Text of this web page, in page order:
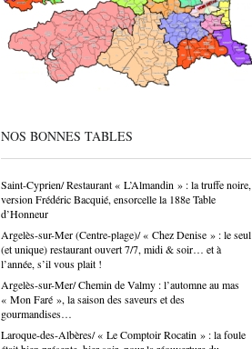
un savoir-faire, une indépendance possible. Ce
n’est pas un choix par défaut. C’est souvent un
choix par passion. Et là, Cécile Hernandez nous
donne une belle leçon : la passion et[…]
NOS BONNES TABLES
Saint-Cyprien/ Restaurant « L’Almandin » : la truffe noire,
version Frédéric Bacquié, ensorcelle la 188e Table
d’Honneur
Argelès-sur-Mer (Centre-plage)/ « Chez Denise » : le seul
(et unique) restaurant ouvert 7/7, midi & soir… et à
l’année, s’il vous plait !
Argelès-sur-Mer/ Chemin de Valmy : l’automne au mas
« Mon Faré », la saison des saveurs et des
gourmandises…
Laroque-des-Albères/ « Le Comptoir Rocatin » : la foule